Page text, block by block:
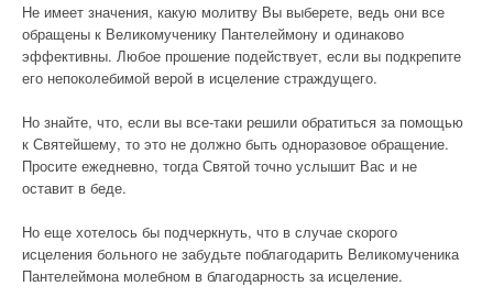
Не имеет значения, какую молитву Вы выберете, ведь они все
обращены к Великомученику Пантелеймону и одинаково
эффективны. Любое прошение подействует, если вы подкрепите
его непоколебимой верой в исцеление страждущего.
Но знайте, что, если вы все-таки решили обратиться за помощью
к Святейшему, то это не должно быть одноразовое обращение.
Просите ежедневно, тогда Святой точно услышит Вас и не
оставит в беде.
Но еще хотелось бы подчеркнуть, что в случае скорого
исцеления больного не забудьте поблагодарить Великомученика
Пантелеймона молебном в благодарность за исцеление.